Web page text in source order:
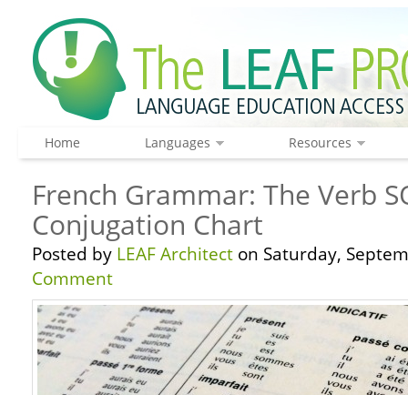
Home Languages Resources
French Grammar: The Verb
Conjugation Chart
Posted by LEAF Architect on Saturday,
Comment